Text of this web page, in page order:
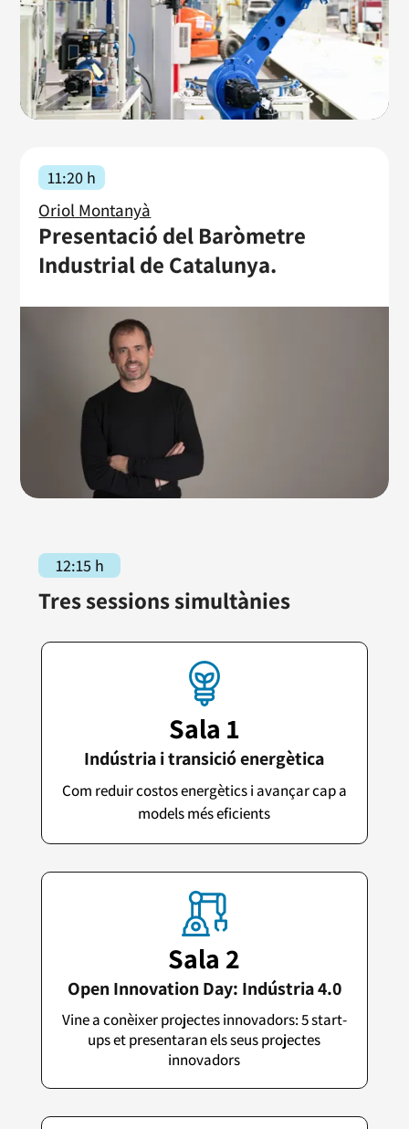
11:20 h
Oriol Montanyà
Presentació del Baròmetre
Industrial de Catalunya.
12:15 h
Tres sessions simultànies
Sala 1
Indústria i transició energètica
Com reduir costos energètics i avançar cap a
models més eficients
Sala 2
Open Innovation Day: Indústria 4.0
Vine a conèixer projectes innovadors: 5 start-
ups et presentaran els seus projectes
innovadors